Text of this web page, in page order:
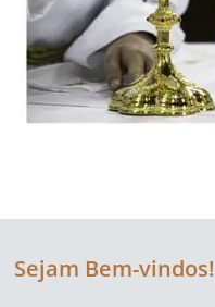
Sejam Bem-vindos!